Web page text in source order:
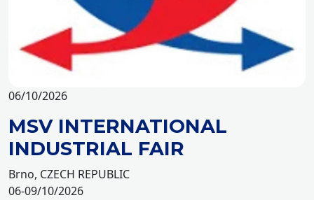
06/10/2026
MSV INTERNATIONAL
INDUSTRIAL FAIR
Brno, CZECH REPUBLIC
06-09/10/2026